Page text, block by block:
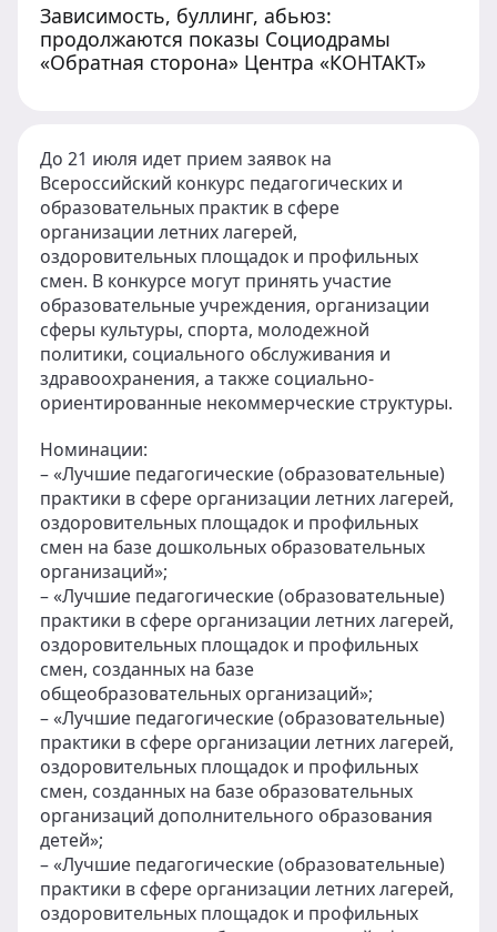
Зависимость, буллинг, абьюз:
продолжаются показы Социодрамы
«Обратная сторона» Центра «КОНТАКТ»
До 21 июля идет прием заявок на
Всероссийский конкурс педагогических и
образовательных практик в сфере
организации летних лагерей,
оздоровительных площадок и профильных
смен. В конкурсе могут принять участие
образовательные учреждения, организации
сферы культуры, спорта, молодежной
политики, социального обслуживания и
здравоохранения, а также социально-
ориентированные некоммерческие структуры.
Номинации:
– «Лучшие педагогические (образовательные)
практики в сфере организации летних лагерей,
оздоровительных площадок и профильных
смен на базе дошкольных образовательных
организаций»;
– «Лучшие педагогические (образовательные)
практики в сфере организации летних лагерей,
оздоровительных площадок и профильных
смен, созданных на базе
общеобразовательных организаций»;
– «Лучшие педагогические (образовательные)
практики в сфере организации летних лагерей,
оздоровительных площадок и профильных
смен, созданных на базе образовательных
организаций дополнительного образования
детей»;
– «Лучшие педагогические (образовательные)
практики в сфере организации летних лагерей,
оздоровительных площадок и профильных